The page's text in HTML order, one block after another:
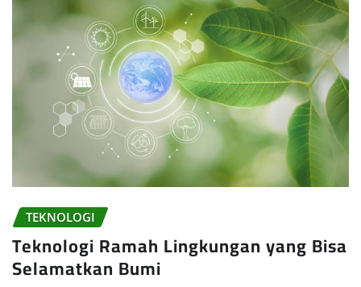
TEKNOLOGI
Teknologi Ramah Lingkungan yang Bisa
Selamatkan Bumi